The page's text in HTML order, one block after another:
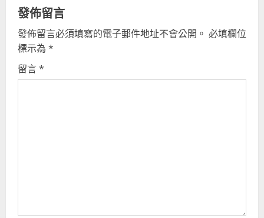
發佈留言
發佈留言必須填寫的電子郵件地址不會公開。 必填欄位
標示為 *
留言*